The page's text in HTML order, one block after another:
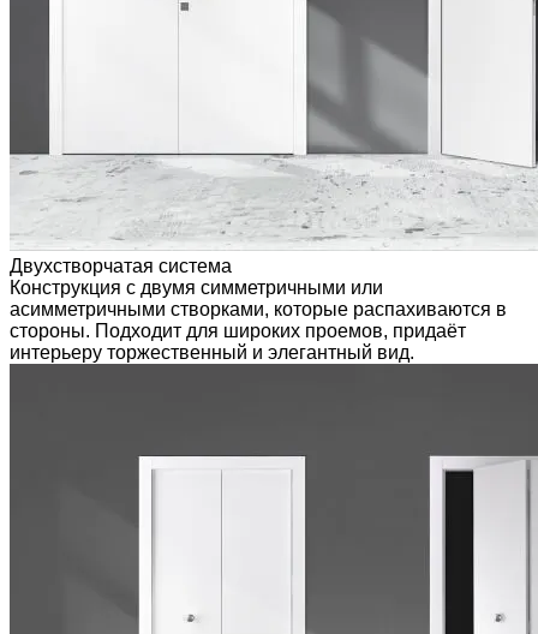
Двухстворчатая система
Конструкция с двумя симметричными или
асимметричными створками, которые распахиваются в
стороны. Подходит для широких проемов, придаёт
интерьеру торжественный и элегантный вид.